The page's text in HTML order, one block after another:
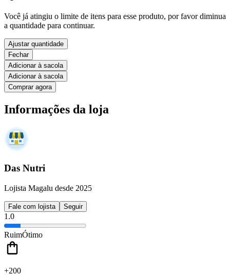
Você já atingiu o limite de itens para esse produto, por favor diminua
a quantidade para continuar.
Ajustar quantidade
Fechar
Adicionar à sacola
Adicionar à sacola
Comprar agora
Informações da loja
Das Nutri
Lojista Magalu desde 2025
Fale com lojista Seguir
1.0
RuimÓtimo
+200